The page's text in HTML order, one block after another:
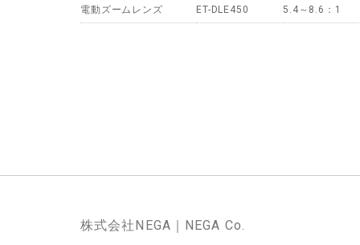
電動ズームレンズ ET-DLE450 5.4～8.6：1
株式会社NEGA｜NEGA Co.